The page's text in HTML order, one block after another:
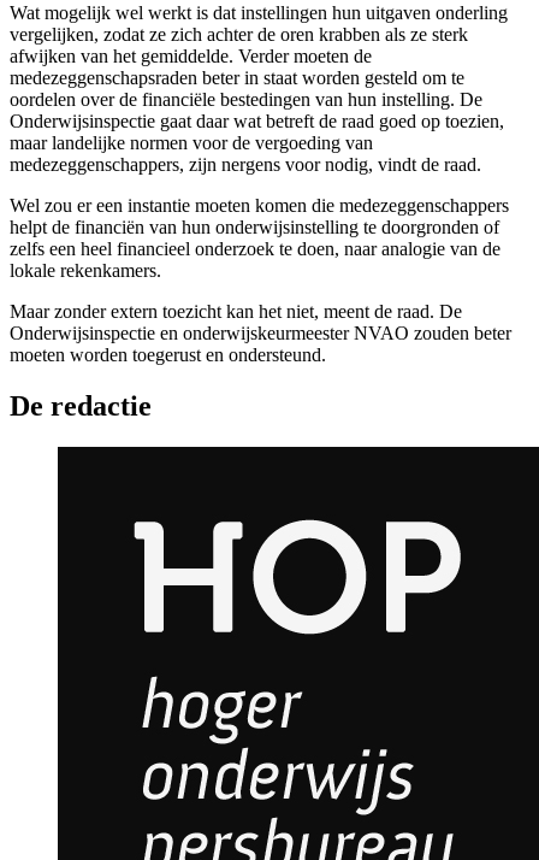
Wat mogelijk wel werkt is dat instellingen hun uitgaven onderling
vergelijken, zodat ze zich achter de oren krabben als ze sterk
afwijken van het gemiddelde. Verder moeten de
medezeggenschapsraden beter in staat worden gesteld om te
oordelen over de financiële bestedingen van hun instelling. De
Onderwijsinspectie gaat daar wat betreft de raad goed op toezien,
maar landelijke normen voor de vergoeding van
medezeggenschappers, zijn nergens voor nodig, vindt de raad.
Wel zou er een instantie moeten komen die medezeggenschappers
helpt de financiën van hun onderwijsinstelling te doorgronden of
zelfs een heel financieel onderzoek te doen, naar analogie van de
lokale rekenkamers.
Maar zonder extern toezicht kan het niet, meent de raad. De
Onderwijsinspectie en onderwijskeurmeester NVAO zouden beter
moeten worden toegerust en ondersteund.
De redactie